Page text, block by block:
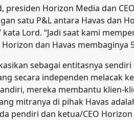
presiden Horizon Media dan
satu P&L antara Havas dan
Lord. “Jadi saat kami
dan Havas membaginya
sebagai entitasnya
secara independen melacak
mereka membantu klien-
mitranya di pihak Havas
pendiri dan ketua/CEO